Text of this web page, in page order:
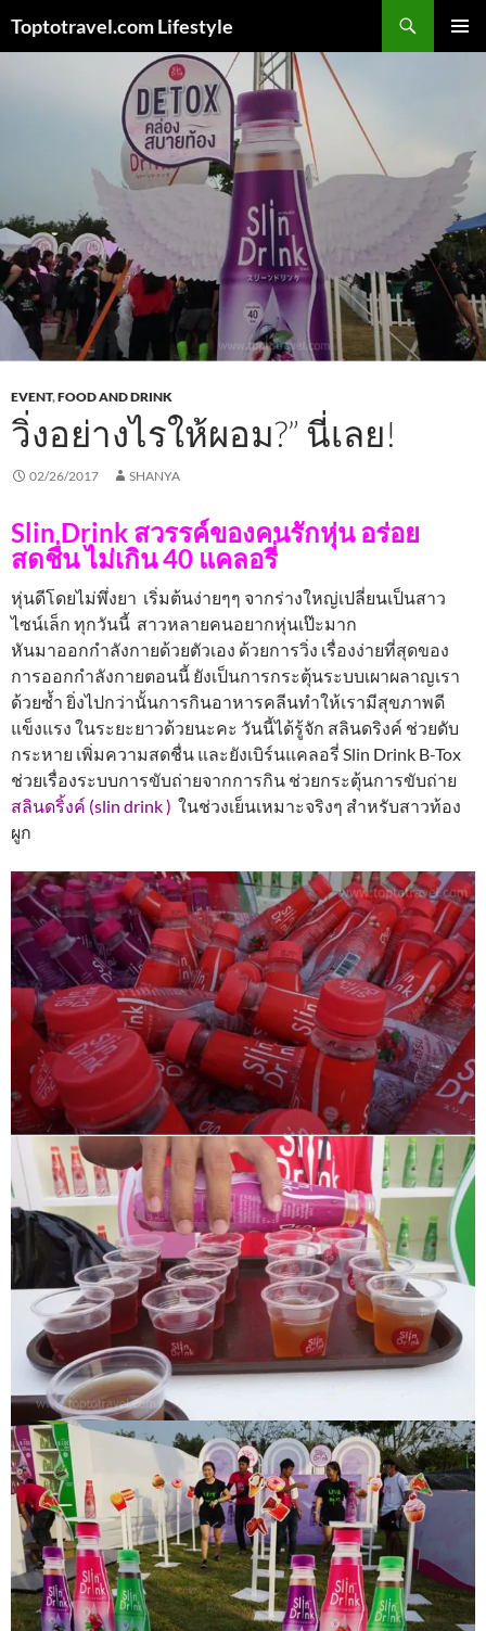
Toptotravel.com Lifestyle
EVENT,FOOD AND DRINK
วิ่งอย่างไรให้ผอม?” นี่เลย!
02/26/2017 SHANYA
Slin Drink สวรรค์ของคนรักหุ่น อร่อย
สดชื่น ไม่เกิน 40 แคลอรี่
หุ่นดีโดยไม่พึ่งยา เริ่มต้นง่ายๆๆ จากร่างใหญ่เปลี่ยนเป็นสาว
ไซน์เล็ก ทุกวันนี้ สาวหลายคนอยากหุ่นเป๊ะมาก
หันมาออกกำลังกายด้วยตัวเอง ด้วยการวิ่ง เรื่องง่ายที่สุดของ
การออกกำลังกายตอนนี้ ยังเป็นการกระตุ้นระบบเผาผลาญเรา
ด้วยซ้ำ ยิ่งไปกว่านั้นการกินอาหารคลีนทำให้เรามีสุขภาพดี
แข็งแรง ในระยะยาวด้วยนะคะ วันนี้ได้รู้จัก สลินดริงค์ ช่วยดับ
กระหาย เพิ่มความสดชื่น และยังเบิร์นแคลอรี่ Slin Drink B-Tox
ช่วยเรื่องระบบการขับถ่ายจากการกิน ช่วยกระตุ้นการขับถ่าย
สลินดริ้งค์ (slin drink ) ในช่วงเย็นเหมาะจริงๆ สำหรับสาวท้อง
ผูก